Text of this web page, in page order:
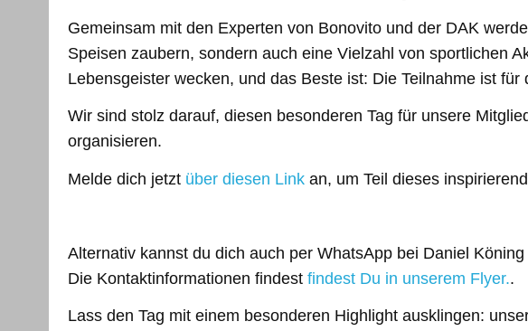
Gemeinsam mit den Experten von Bonovito und der DAK
Speisen zaubern, sondern auch eine Vielzahl von sportlichen
Lebensgeister wecken, und das Beste ist: Die Teilnahme ist für
Wir sind stolz darauf, diesen besonderen Tag für unsere
organisieren.
Melde dich jetzt über diesen Linkan, um Teil dieses
Alternativ kannst du dich auch per WhatsApp bei Daniel
Die Kontaktinformationen findest findest Du in unserem Flyer..
Lass den Tag mit einem besonderen Highlight ausklingen: